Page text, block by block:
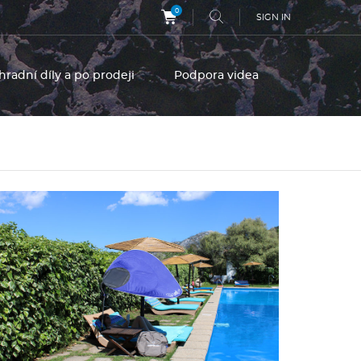
0
SIGN IN
díly a po prodeji Podpora videa